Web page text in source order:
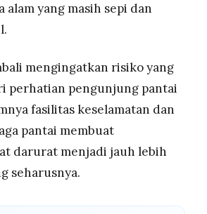
alam yang masih sepi dan
mengingatkan risiko yang
perhatian pengunjung pantai
fasilitas keselamatan dan
pantai membuat
darurat menjadi jauh lebih
seharusnya.